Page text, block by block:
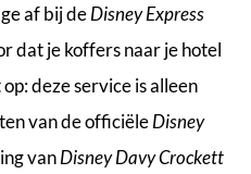
af bij deDisney Express
dat je koffers naar je hotel
deze service is alleen
van de officiëleDisney
vanDisney Davy Crockett